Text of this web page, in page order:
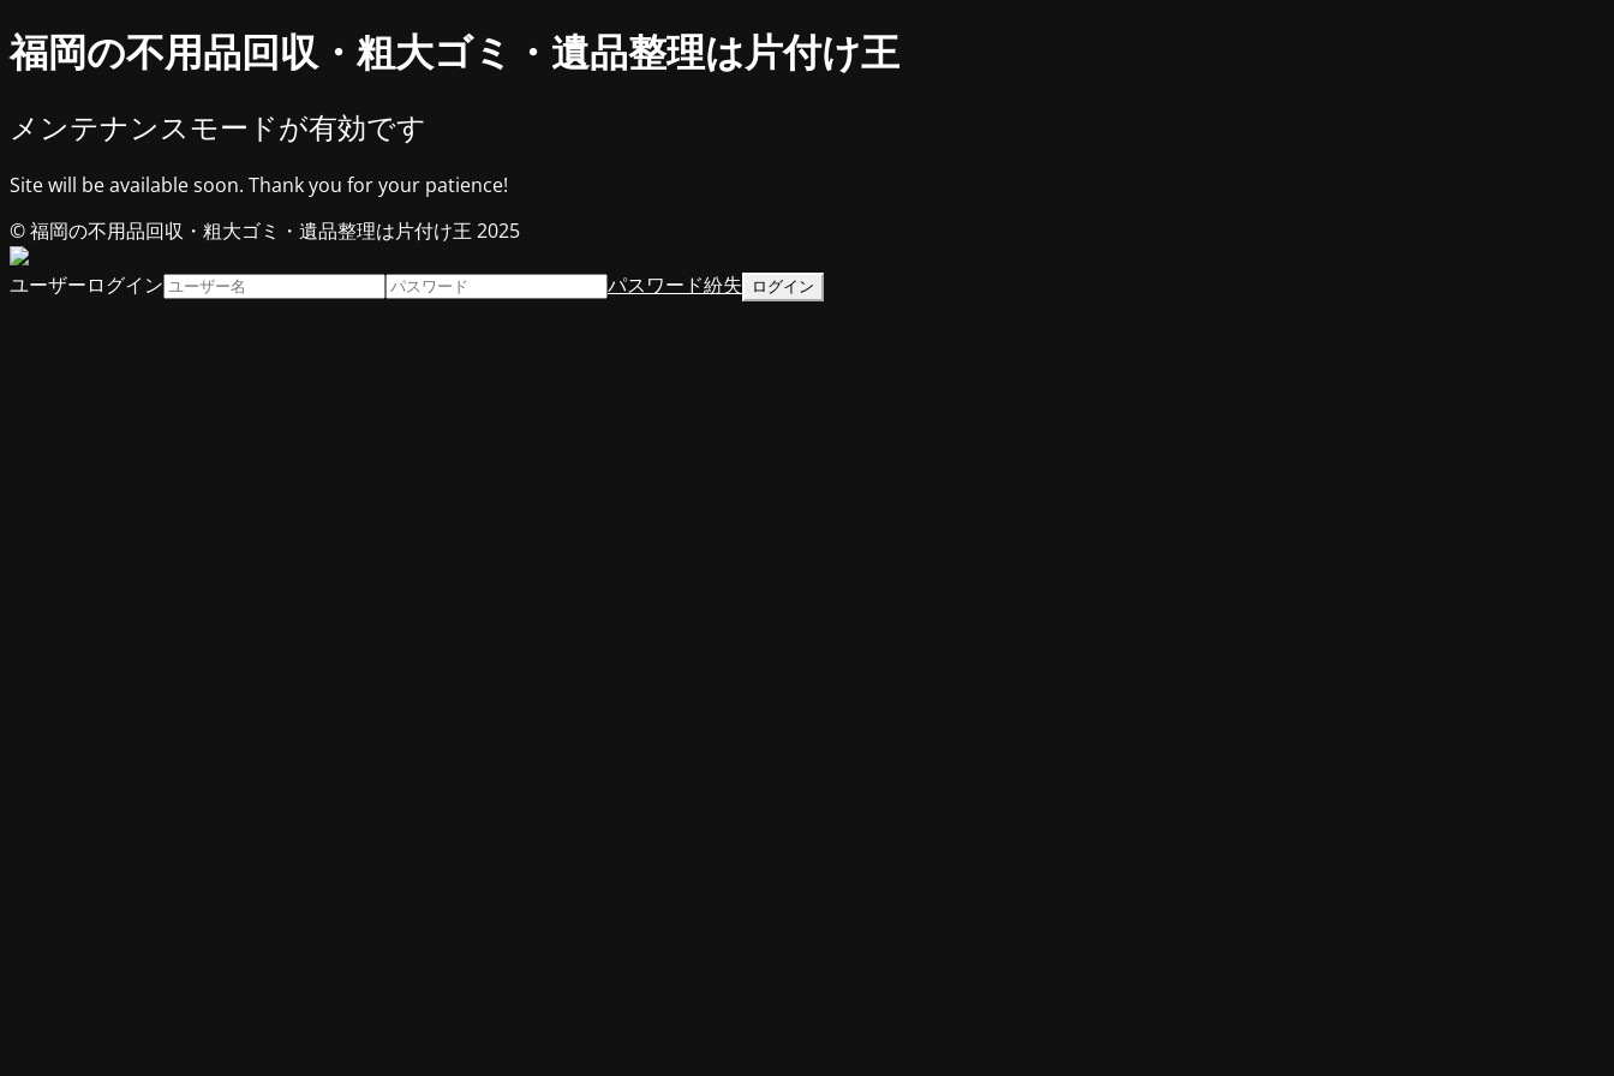
福岡の不用品回収・粗大ゴミ・遺品整理は片付け王
メンテナンスモードが有効です
Site will be available soon. Thank you for your patience!
© 福岡の不用品回収・粗大ゴミ・遺品整理は片付け王 2025
ユーザーログイン パスワード紛失